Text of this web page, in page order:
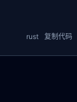
rust 复制代码